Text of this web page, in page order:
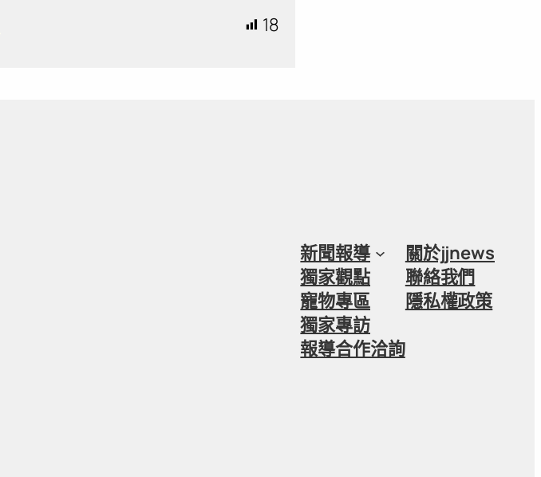
18
新聞報導
獨家觀點
寵物專區
獨家專訪
報導合作洽詢
關於jjnews
聯絡我們
隱私權政策